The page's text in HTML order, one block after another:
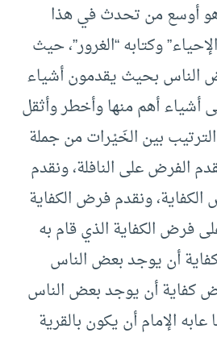
وهو أوسع من تحدث في هذا
وكتابه “الغرور”، حيث
بحيث يقدمون أشياء
أشياء أهم منها وأخطر وأثقل
بين الخَيْرات من جملة
الفرض على النافلة، ونقدم
ونقدم فرض الكفاية
فرض الكفاية الذي قام به
أن يوجد بعض الناس
كفاية أن يوجد بعض الناس
الإمام أن يكون بالقرية